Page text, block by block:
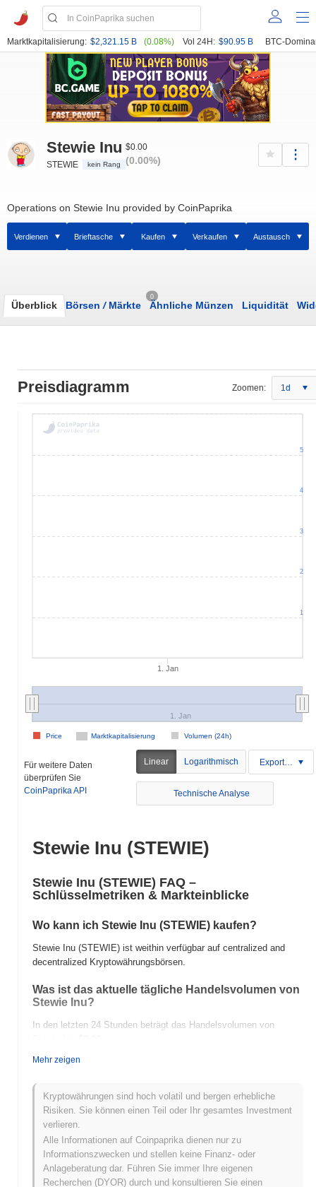
Marktkapitalisierung: $2,321.15 B (0.08%) Vol 24H: $90.95 B BTC-
Stewie Inu
STEWIE kein Rang
$0.00
(0.00%)
Operations on Stewie Inu provided by CoinPaprika
Verdienen Brieftasche Kaufen Verkaufen Austausch
Überblick Börsen /Märkte
0
Ähnliche Münzen Liquidität
Preisdiagramm Zoomen: 1d
1. Jan
Marktkapitalisierung Volumen (24h)
Price
1. Jan
1
2
3
4
5
Für weitere Daten
überprüfen Sie
CoinPaprika API
Linear Logarithmisch Exportieren
Technische Analyse
Stewie Inu (STEWIE)
Stewie Inu (STEWIE) FAQ –
Schlüsselmetriken & Markteinblicke
Wo kann ich Stewie Inu (STEWIE) kaufen?
Stewie Inu (STEWIE) ist weithin verfügbar auf centralized and
decentralized Kryptowährungsbörsen.
Was ist das aktuelle tägliche Handelsvolumen von
Stewie Inu?
In den letzten 24 Stunden beträgt das Handelsvolumen von
Was ist die Preisspanne von Stewie Inu in der
Allzeithoch (ATH):$0.0 10 434
Stewie Inu wird derzeit~98.14%unter seinem ATH gehandelt .
Wie schneidet Stewie Inu im Vergleich zum
Mehr zeigen
Kryptowährungen sind hoch volatil und bergen erhebliche
Risiken. Sie können einen Teil oder Ihr gesamtes Investment
verlieren.
Alle Informationen auf Coinpaprika dienen nur zu
Informationszwecken und stellen keine Finanz- oder
Anlageberatung dar. Führen Sie immer Ihre eigenen
Recherchen (DYOR) durch und konsultieren Sie einen